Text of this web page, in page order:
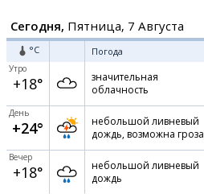
Сегодня, Пятница, 7 Августа
°C Погода
Утро
+18°
значительная
облачность
День
+24°
небольшой ливневый
дождь, возможна гроза
Вечер
+18°
небольшой ливневый
дождь